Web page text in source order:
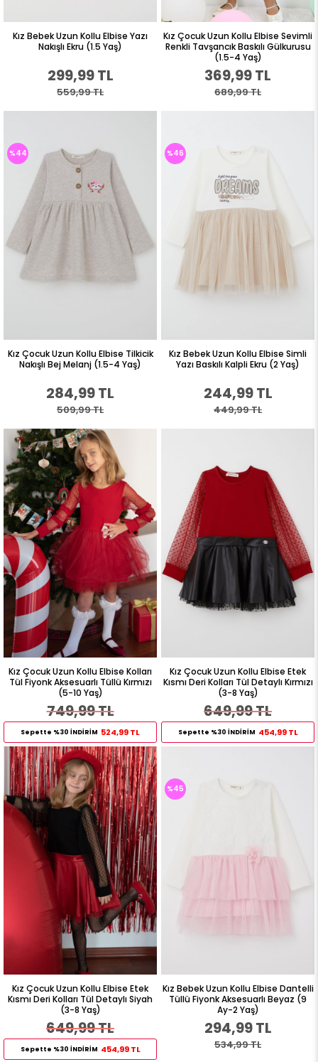
Kız Bebek Uzun Kollu Elbise Yazı
Nakışlı Ekru (1.5 Yaş)
299,99 TL
559,99 TL
Kız Çocuk Uzun Kollu Elbise Sevimli
Renkli Tavşancık Baskılı Gülkurusu
(1.5-4 Yaş)
369,99 TL
689,99 TL
Kız Çocuk Uzun Kollu Elbise Tilkicik
Nakışlı Bej Melanj (1.5-4 Yaş)
284,99 TL
509,99 TL
%44
Kız Bebek Uzun Kollu Elbise Simli
Yazı Baskılı Kalpli Ekru (2 Yaş)
244,99 TL
449,99 TL
%46
Kız Çocuk Uzun Kollu Elbise Kolları
Tül Fiyonk Aksesuarlı Tüllü Kırmızı
(5-10 Yaş)
749,99 TL
Sepette %30 İNDİRİM 524,99 TL
Kız Çocuk Uzun Kollu Elbise Etek
Kısmı Deri Kolları Tül Detaylı Kırmızı
(3-8 Yaş)
649,99 TL
Sepette %30 İNDİRİM 454,99 TL
Kız Çocuk Uzun Kollu Elbise Etek
Kısmı Deri Kolları Tül Detaylı Siyah
(3-8 Yaş)
649,99 TL
Sepette %30 İNDİRİM 454,99 TL
Kız Bebek Uzun Kollu Elbise Dantelli
Tüllü Fiyonk Aksesuarlı Beyaz (9
Ay-2 Yaş)
294,99 TL
534,99 TL
%45